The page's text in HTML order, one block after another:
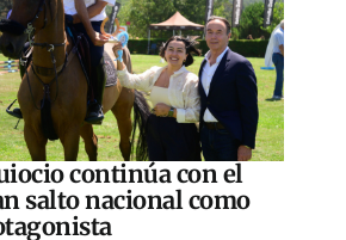
continúa con el
salto nacional como